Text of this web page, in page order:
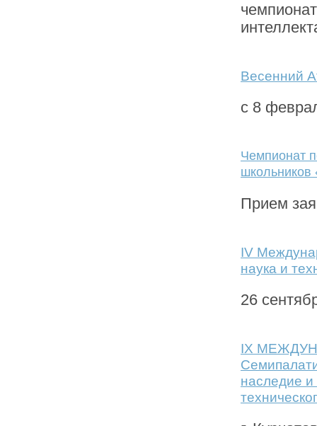
Весенний
с 8
Чемпионат
школьников
Прием
IV
наука и
26
IX
наследие и